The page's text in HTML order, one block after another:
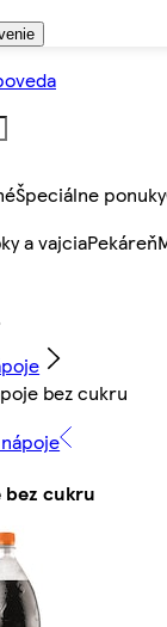
Špeciálne ponuky
a vajciaPekáreň
bez cukru
cukru